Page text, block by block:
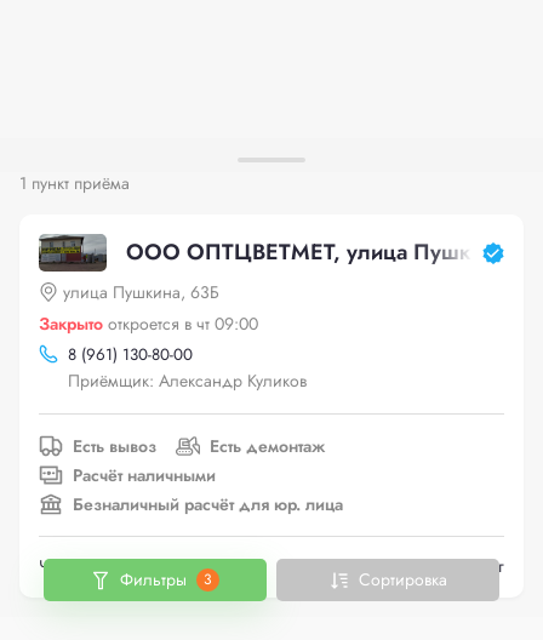
1 пункт приёма
ООО ОПТЦВЕТМЕТ, улица Пушкина,
улица Пушкина, 63Б
Закрыто откроется в чт 09:00
8 (961) 130-80-00
Приёмщик: Александр Куликов
Есть вывоз
Есть демонтаж
Расчёт наличными
Безналичный расчёт для юр. лица
Черный металлолом до 22 руб./кг
Фильтры 3 Сортировка